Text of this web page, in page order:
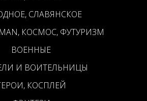
СЛАВЯНСКОЕ
MAN, КОСМОС, ФУТУРИЗМ
ВОЕННЫЕ
И ВОИТЕЛЬНИЦЫ
КОСПЛЕЙ